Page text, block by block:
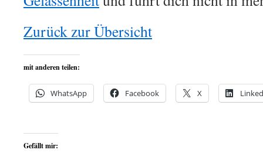
Zurück zur Übersicht
mit anderen teilen:
WhatsApp Facebook X
Gefällt mir: